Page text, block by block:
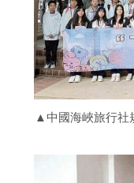
▲中國海峽旅行社